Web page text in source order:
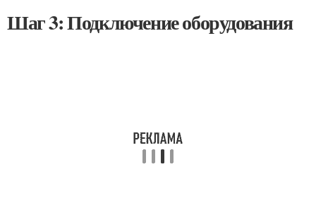
Шаг 3: Подключение оборудования